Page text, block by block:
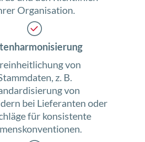
Organisation.
von
z. B.
von
bei Lieferanten oder
für konsistente